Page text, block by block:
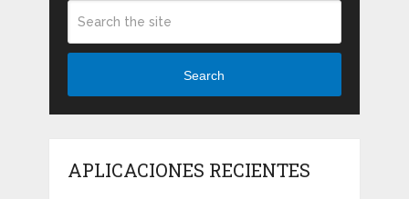
Search
APLICACIONES RECIENTES